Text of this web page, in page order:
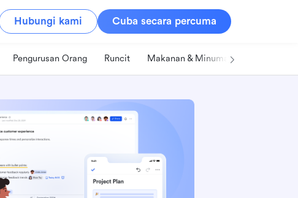
Hubungi kami Cuba secara percuma
Pengurusan Orang Runcit Makanan & Minuman